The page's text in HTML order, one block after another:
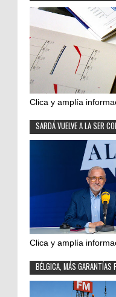
Clica y amplía
SARDÁ VUELVE A LA SER
Clica y amplía
BÉLGICA, MÁS GARANTÍAS